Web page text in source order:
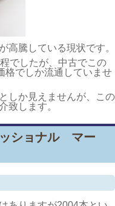
高騰している現状です。
でしたが、中古でこの
格でしか流通していませ
しか見えませんが、この
致します。
ショナル マー